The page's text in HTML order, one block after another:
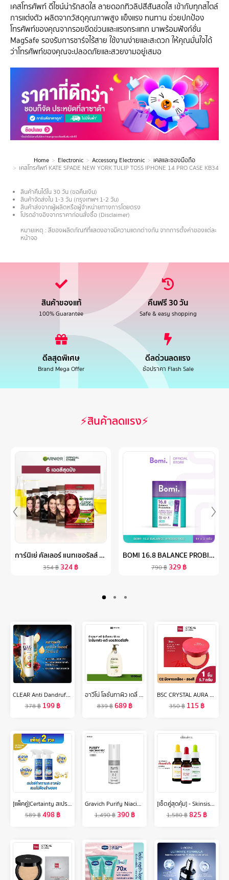
เคสโทรศัพท์ ดีไซน์น่ารักสดใส ลายดอกทิวลิปสีสันสดใส เข้ากับทุกสไตล์
การแต่งตัว ผลิตจากวัสดุคุณภาพสูง แข็งแรง ทนทาน ช่วยปกป้อง
โทรศัพท์ของคุณจากรอยขีดข่วนและแรงกระแทก มาพร้อมฟังก์ชั่น
MagSafe รองรับการชาร์จไร้สาย ใช้งานง่ายและสะดวก ให้คุณมั่นใจได้
ว่าโทรศัพท์ของคุณจะปลอดภัยและสวยงามอยู่เสมอ
You are here:
Home Electronic Accessory Electronic
เคสและซองมือถือ
เคสโทรศัพท์ KATE SPADE NEW YORK TULIP TOSS IPHONE 14 PRO CASE KB348
สินค้าคืนได้ใน 30 วัน (ขอคืนเงิน)
สินค้าจัดส่งใน 1-3 วัน (กรุงเทพฯ 1-2 วัน)
สินค้าส่งจากผู้ผลิตหรือผู้จำหน่ายทางการโดยตรง
โปรดอ้างอิงจากราคาก่อนสั่งซื้อ (Disclaimer)
หมายเหตุ : สีของผลิตภัณฑ์ที่แสดงอาจมีความแตกต่างกัน จากการตั้งค่าของแต่ละ
หน้าจอ
สินค้าของแท้
100% Guarantee
คืนฟรี 30 วัน
Safe & easy shopping
ดีลสุดพิเศษ
Brand Mega Offer
ดีลด่วนลดแรง
ช้อปราคา Flash Sale
⚡สินค้าลดแรง⚡
การ์นิเย่ คัลเลอร์ แนทเชอรัลส์ แพค 6 ชิ้น | GARNIER COLOR NATURALS 6 PCS (สีผมยาย้อมผมGARNIER HAIR COLOR)
354฿ 324฿
BOMI 16.8 BALANCE PROBIOTICS (14 X 3G) โบมิ โพรไบโอติกส์ พร้อมทาน
790฿ 329฿
CLEAR Anti Dandruff Shampoo (2 bottles) เคลียร์ แชมพูขจัดรังแค (2 ขวด)
378฿ 199฿
อาวีโน่ โลชั่นทาผิว เดลี่ มอยส์เจอร์ไรซิ่ง โลชั่น 1000 มล. Aveeno Daily Moisturizing Lotion 1000 ml.
839฿689฿
BSC CRYSTAL AURA POWDER SPF 30 PA+++ แป้งแต่งหน้าเนื้อสัมผัสเนียนละเอียดบางเบา ให้ใบหน้าดูกระจ่างใสเปล่งปลั่งอย่างเป็นธรรมชาติ หน้าไม่เยิ้มไม่มั
350฿ 115 ฿
[แพ็คคู่]Certainty สเปรย์ทำความสะอาดผิวแบบไม่ต้องล้างออกเซอร์เทนตี้ ขนาด 350 ML. x2 ขวด
589฿498฿
Gravich Purify Niacinamide Concentrate Serum 30 ml
1,490฿ 390฿
[เซ็ตคู่สุดคุ้ม] - Skinsista Vitamin series+ Booster บูสเตอร์เซรั่มเคลียร์สิว ผิวสว่าง เรียบเนียน 20ml. คละสูตรได้
1,580฿825 ฿